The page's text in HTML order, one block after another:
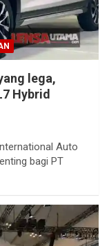
lega,
Hybrid
Auto
bagi PT